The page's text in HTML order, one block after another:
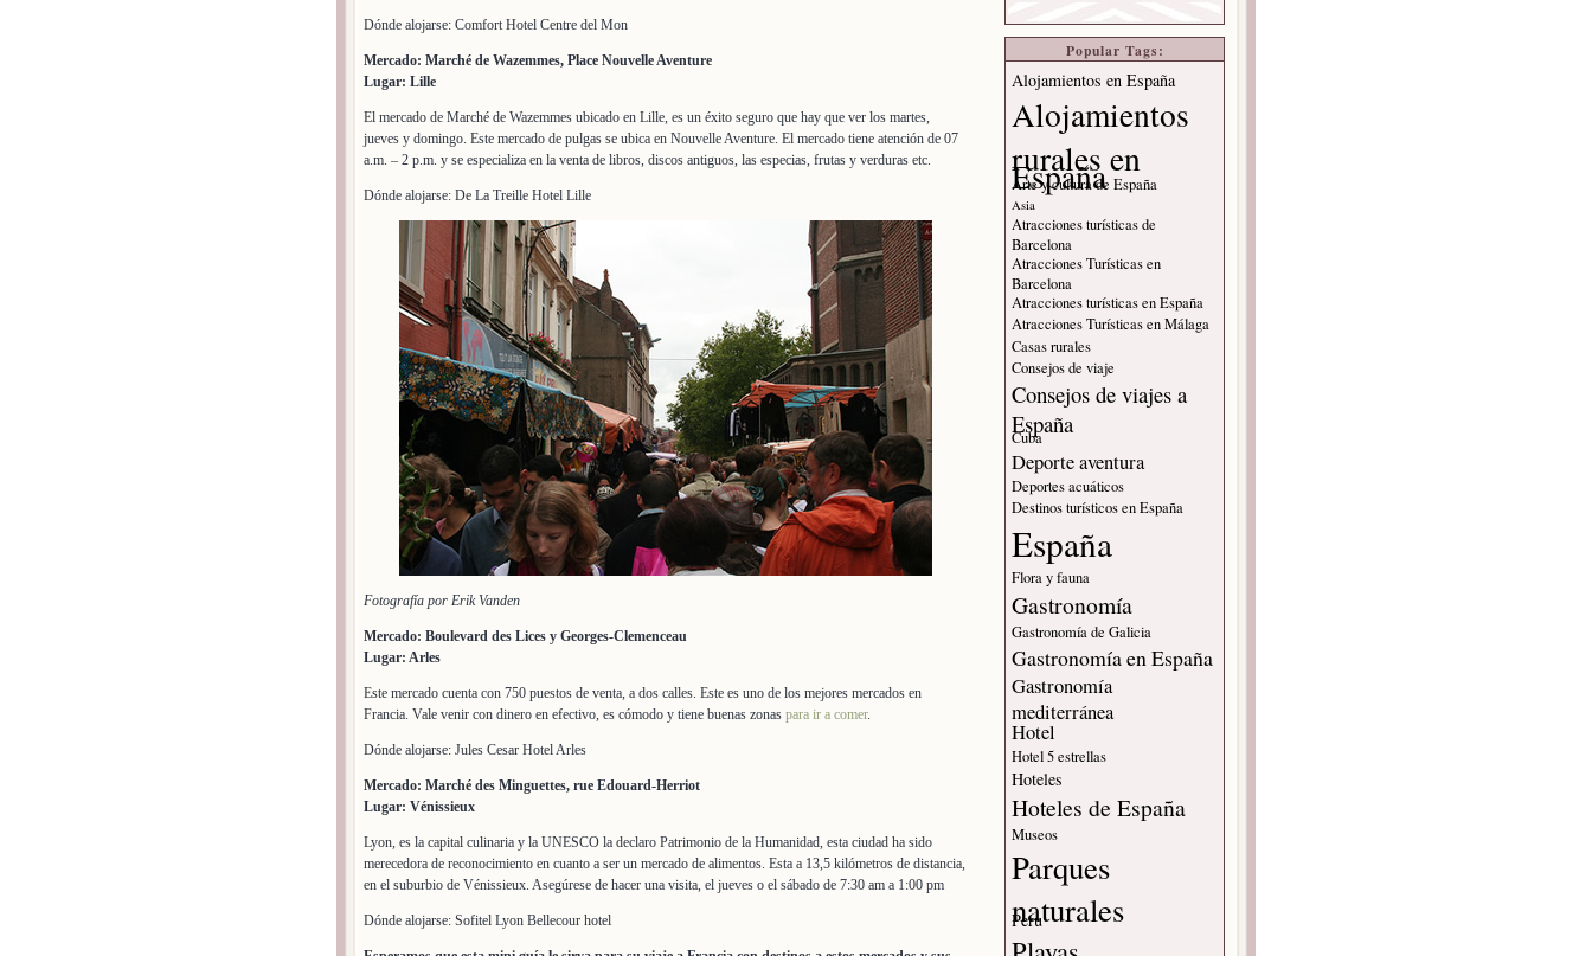
Dónde alojarse: Comfort Hotel Centre del Mon
Mercado: Marché de Wazemmes, Place Nouvelle Aventure
Lugar: Lille
El mercado de Marché de Wazemmes ubicado en Lille, es un éxito seguro que hay que ver los martes,
jueves y domingo. Este mercado de pulgas se ubica en Nouvelle Aventure. El mercado tiene atención de 07
a.m. – 2 p.m. y se especializa en la venta de libros, discos antiguos, las especias, frutas y verduras etc.
Dónde alojarse: De La Treille Hotel Lille
Fotografía por Erik Vanden
Mercado: Boulevard des Lices y Georges-Clemenceau
Lugar: Arles
Este mercado cuenta con 750 puestos de venta, a dos calles. Este es uno de los mejores mercados en
Francia. Vale venir con dinero en efectivo, es cómodo y tiene buenas zonas para ir a comer.
Dónde alojarse: Jules Cesar Hotel Arles
Mercado: Marché des Minguettes, rue Edouard-Herriot
Lugar: Vénissieux
Lyon, es la capital culinaria y la UNESCO la declaro Patrimonio de la Humanidad, esta ciudad ha sido
merecedora de reconocimiento en cuanto a ser un mercado de alimentos. Esta a 13,5 kilómetros de distancia,
en el suburbio de Vénissieux. Asegúrese de hacer una visita, el jueves o el sábado de 7:30 am a 1:00 pm
Dónde alojarse: Sofitel Lyon Bellecour hotel
Popular Tags:
Alojamientos en España
Alojamientos
rurales en
España
Arte y cultura de España
Asia
Atracciones turísticas de
Barcelona
Atracciones Turísticas en
Barcelona
Atracciones turísticas en España
Atracciones Turísticas en Málaga
Casas rurales
Consejos de viaje
Consejos de viajes a
España
Cuba
Deporte aventura
Deportes acuáticos
Destinos turísticos en España
España
Flora y fauna
Gastronomía
Gastronomía de Galicia
Gastronomía en España
Gastronomía
mediterránea
Hotel
Hotel 5 estrellas
Hoteles
Hoteles de España
Museos
Parques
naturales
Peru